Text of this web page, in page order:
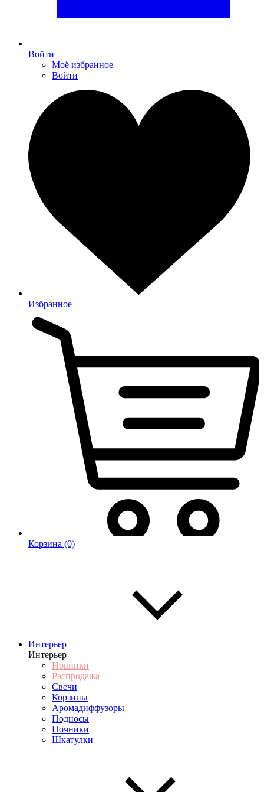
Войти
Моё избранное
Войти
Избранное
Корзина (0)
Интерьер
Интерьер
Новинки
Распродажа
Свечи
Корзины
Аромадиффузоры
Подносы
Ночники
Шкатулки